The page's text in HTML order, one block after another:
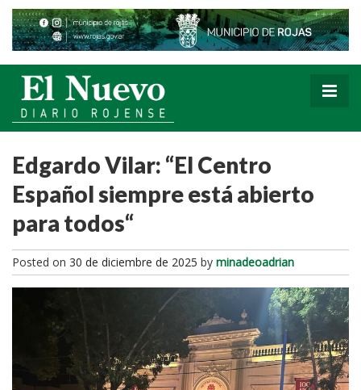
Edgardo Vilar: “El Centro
Español siempre está abierto
para todos“
Posted on 30 de diciembre de 2025 by minadeoadrian